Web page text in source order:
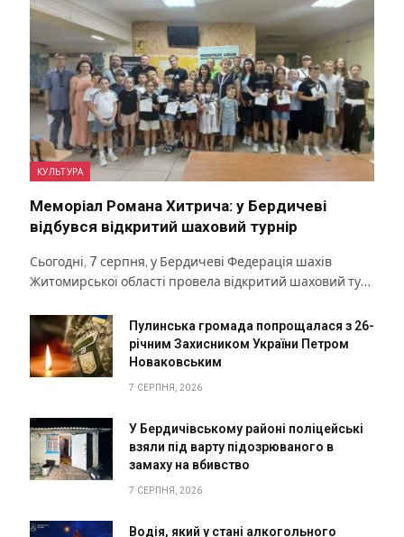
КУЛЬТУРА
Меморіал Романа Хитрича: у Бердичеві
відбувся відкритий шаховий турнір
Сьогодні, 7 серпня, у Бердичеві Федерація шахів
Житомирської області провела відкритий шаховий ту…
Пулинська громада попрощалася з 26-
річним Захисником України Петром
Новаковським
7 СЕРПНЯ, 2026
У Бердичівському районі поліцейські
взяли під варту підозрюваного в
замаху на вбивство
7 СЕРПНЯ, 2026
Водія, який у стані алкогольного